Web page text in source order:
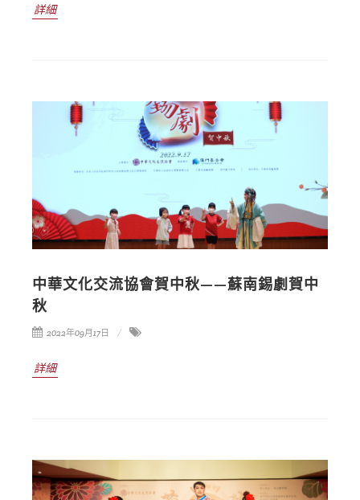
詳細
中華文化交流協會賀中秋——蘇南錫劇賀中
秋
2022年09月17日
詳細